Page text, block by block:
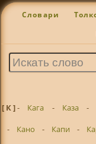
Словари
[ К ]- Кага - Каза -
-
Кано - Капи -